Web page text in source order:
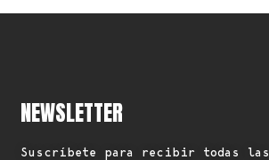
NEWSLETTER
Suscríbete para recibir todas las